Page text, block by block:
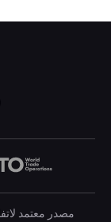
مصدر معتمد